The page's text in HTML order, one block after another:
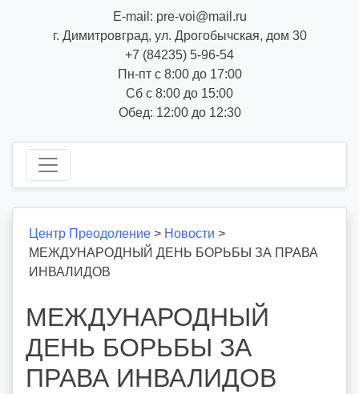
E-mail: pre-voi@mail.ru
г. Димитровград, ул. Дрогобычская, дом 30
+7 (84235) 5-96-54
Пн-пт с 8:00 до 17:00
Сб с 8:00 до 15:00
Обед: 12:00 до 12:30
Центр Преодоление > Новости >
МЕЖДУНАРОДНЫЙ ДЕНЬ БОРЬБЫ ЗА ПРАВА
ИНВАЛИДОВ
МЕЖДУНАРОДНЫЙ
ДЕНЬ БОРЬБЫ ЗА
ПРАВА ИНВАЛИДОВ